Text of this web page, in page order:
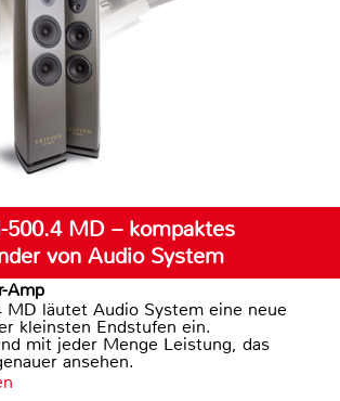
500.4 MD – kompaktes
von Audio System
Amp
läutet Audio System eine neue
kleinsten Endstufen ein.
mit jeder Menge Leistung, das
ansehen.